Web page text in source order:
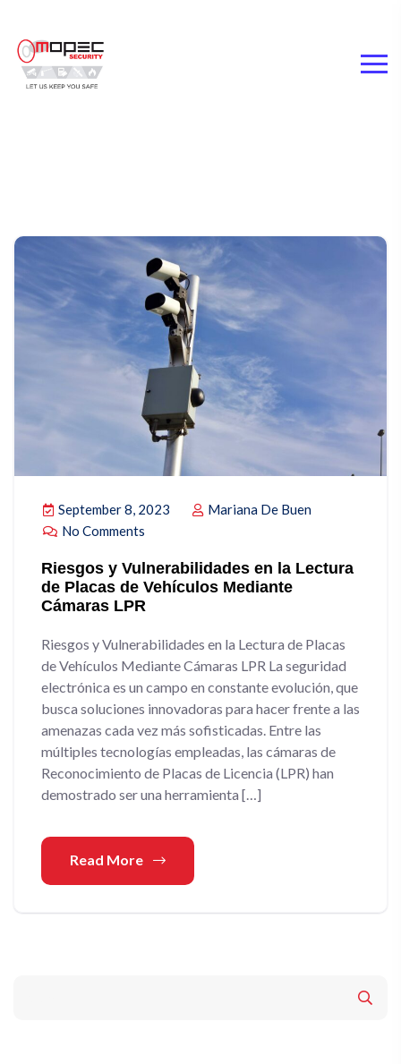
September 8, 2023
Mariana De Buen
No Comments
Riesgos y Vulnerabilidades en la Lectura
de Placas de Vehículos Mediante
Cámaras LPR
Riesgos y Vulnerabilidades en la Lectura de Placas
de Vehículos Mediante Cámaras LPR La seguridad
electrónica es un campo en constante evolución, que
busca soluciones innovadoras para hacer frente a las
amenazas cada vez más sofisticadas. Entre las
múltiples tecnologías empleadas, las cámaras de
Reconocimiento de Placas de Licencia (LPR) han
demostrado ser una herramienta […]
Read More